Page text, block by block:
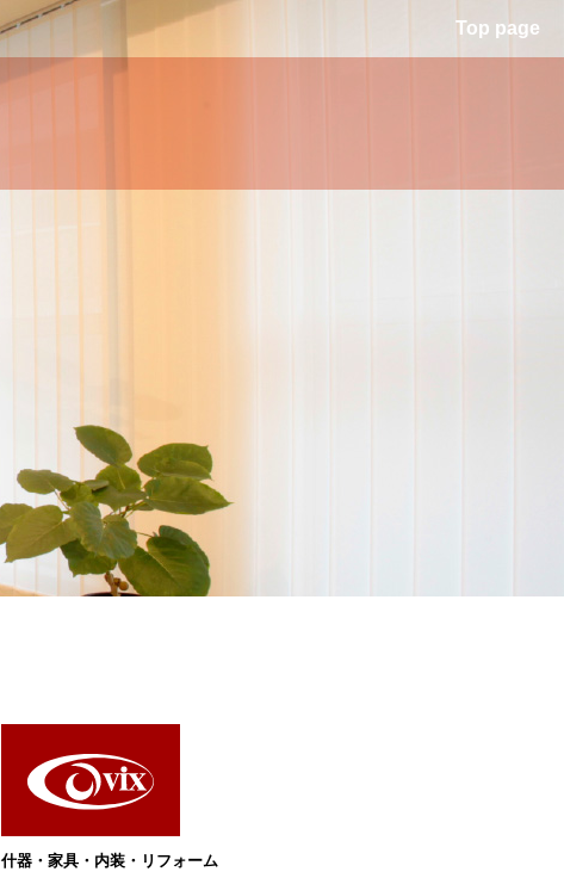
Top page
什器・家具・内装・リフォーム